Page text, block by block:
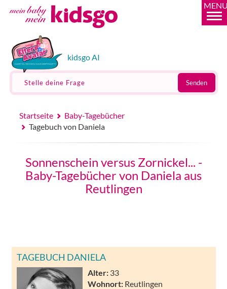
kidsgo AI
Stelle deine Frage Senden
Startseite
Baby-Tagebücher
Tagebuch von Daniela
Sonnenschein versus Zornickel... -
Baby-Tagebücher von Daniela aus
Reutlingen
TAGEBUCH DANIELA
Alter: 33
Wohnort: Reutlingen